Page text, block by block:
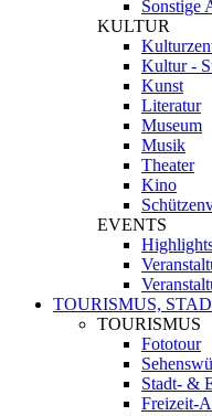
Sonstige
KULTUR
Kultur -
Kunst
Literatur
Museum
Musik
Theater
Kino
EVENTS
TOURISMUS,
TOURISMUS
Fototour
Stadt- &
Freizeit-